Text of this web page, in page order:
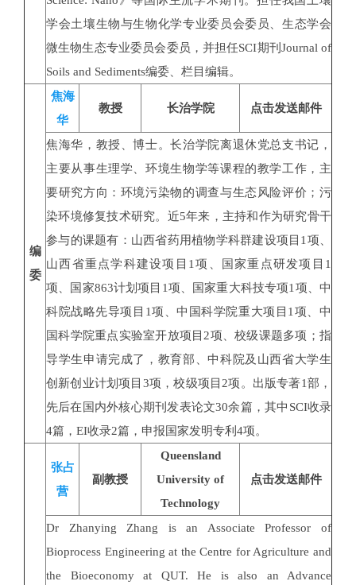
学会土壤生物与生物化学专业委员会委员、生态学会
微生物生态专业委员会委员，并担任SCI期刊Journal of
Soils and Sediments编委、栏目编辑。
编
委
焦海
华
教授 长治学院 点击发送邮件
焦海华，教授、博士。长治学院离退休党总支书记，
主要从事生理学、环境生物学等课程的教学工作，主
要研究方向：环境污染物的调查与生态风险评价；污
染环境修复技术研究。近5年来，主持和作为研究骨干
参与的课题有：山西省药用植物学科群建设项目1项、
山西省重点学科建设项目1项、国家重点研发项目1
项、国家863计划项目1项、国家重大科技专项1项、中
科院战略先导项目1项、中国科学院重大项目1项、中
国科学院重点实验室开放项目2项、校级课题多项；指
导学生申请完成了，教育部、中科院及山西省大学生
创新创业计划项目3项，校级项目2项。出版专著1部，
先后在国内外核心期刊发表论文30余篇，其中SCI收录
4篇，EI收录2篇，申报国家发明专利4项。
张占
营
副教授
Queensland
University of
Technology
点击发送邮件
Dr Zhanying Zhang is an Associate Professor of
Bioprocess Engineering at the Centre for Agriculture and
the Bioeconomy at QUT. He is also an Advance